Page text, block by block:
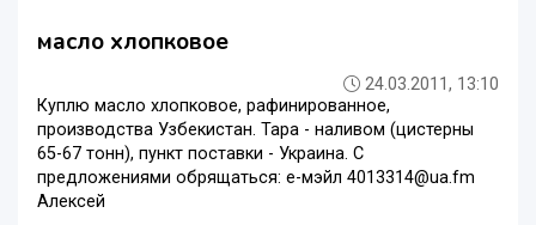
масло хлопковое
24.03.2011, 13:10
Куплю масло хлопковое, рафинированное,
производства Узбекистан. Тара - наливом (цистерны
65-67 тонн), пункт поставки - Украина. С
предложениями обрящаться: е-мэйл 4013314@ua.fm
Алексей